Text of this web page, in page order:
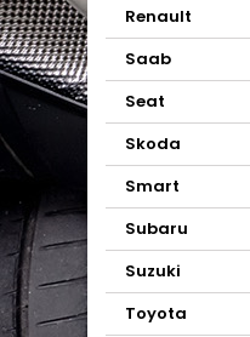
Renault
Saab
Seat
Skoda
Smart
Subaru
Suzuki
Toyota